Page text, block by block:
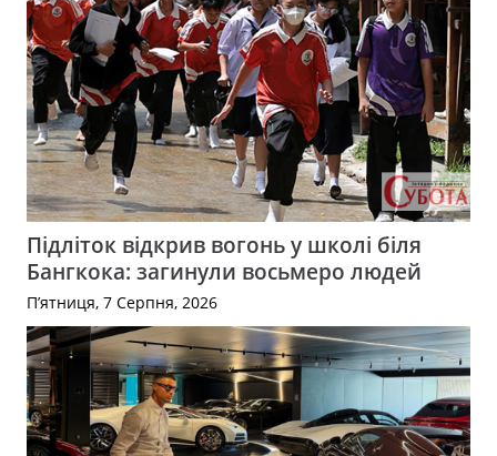
Підліток відкрив вогонь у школі біля
Бангкока: загинули восьмеро людей
П’ятниця, 7 Серпня, 2026